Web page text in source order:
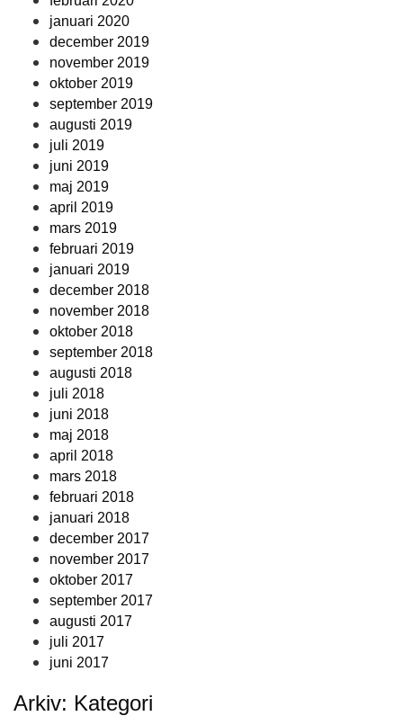
januari 2020
december 2019
november 2019
oktober 2019
september 2019
augusti 2019
juli 2019
juni 2019
maj 2019
april 2019
mars 2019
februari 2019
januari 2019
december 2018
november 2018
oktober 2018
september 2018
augusti 2018
juli 2018
juni 2018
maj 2018
april 2018
mars 2018
februari 2018
januari 2018
december 2017
november 2017
oktober 2017
september 2017
augusti 2017
juli 2017
juni 2017
Arkiv: Kategori